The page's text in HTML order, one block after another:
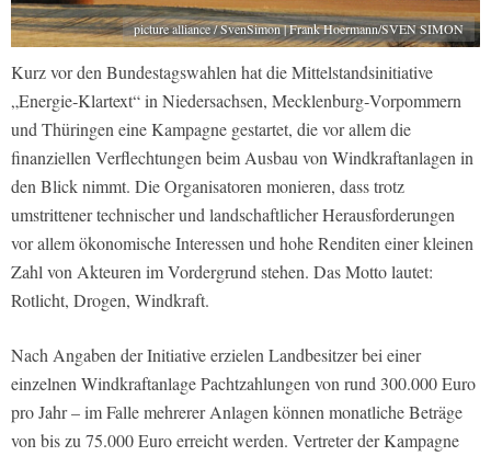
picture alliance / SvenSimon | Frank Hoermann/SVEN SIMON
Kurz vor den Bundestagswahlen hat die Mittelstandsinitiative
„Energie‑Klartext“ in Niedersachsen, Mecklenburg‑Vorpommern
und Thüringen eine Kampagne gestartet, die vor allem die
finanziellen Verflechtungen beim Ausbau von Windkraftanlagen in
den Blick nimmt. Die Organisatoren monieren, dass trotz
umstrittener technischer und landschaftlicher Herausforderungen
vor allem ökonomische Interessen und hohe Renditen einer kleinen
Zahl von Akteuren im Vordergrund stehen. Das Motto lautet:
Rotlicht, Drogen, Windkraft.
Nach Angaben der Initiative erzielen Landbesitzer bei einer
einzelnen Windkraftanlage Pachtzahlungen von rund 300.000 Euro
pro Jahr – im Falle mehrerer Anlagen können monatliche Beträge
von bis zu 75.000 Euro erreicht werden. Vertreter der Kampagne